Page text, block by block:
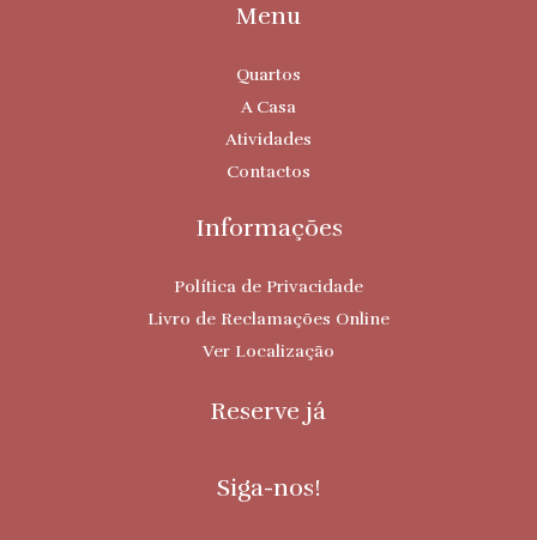
Menu
Quartos
A Casa
Atividades
Contactos
Informações
Política de Privacidade
Livro de Reclamações Online
Ver Localização
Reserve já
Siga-nos!